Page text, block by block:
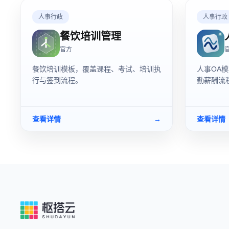
人事行政
餐饮培训管理
官方
餐饮培训模板，覆盖课程、考试、培训执
行与签到流程。
查看详情 →
人事行政
人事OA
勤薪酬流
查看详情